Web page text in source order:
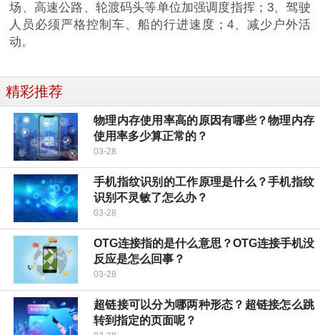
场、高速公路、轮渡码头等单位加强调度指挥；3、驾驶
人员必须严格控制车、船的行进速度；4、减少户外活
动。
精彩推荐
物理内存使用率高的原因有哪些？物理内存
使用率多少算正常的？
03-28
手机指纹识别的工作原理是什么？手机指纹
识别不灵敏了怎么办？
03-28
OTG连接指的是什么意思？OTG连接手机没
反应是怎么回事？
03-28
超链接可以分为哪两种形态？超链接怎么跳
转到指定的页面呢？